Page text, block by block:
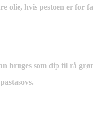
olie, hvis pestoen er for
bruges som dip til rå